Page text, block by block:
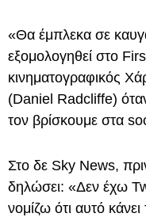
«Θα έμπλεκα σε
εξομολογηθεί στο
κινηματογραφικός
(Daniel Radcliffe)
τον βρίσκουμε στα
Στο δε Sky News,
δηλώσει: «Δεν έχω
νομίζω ότι αυτό